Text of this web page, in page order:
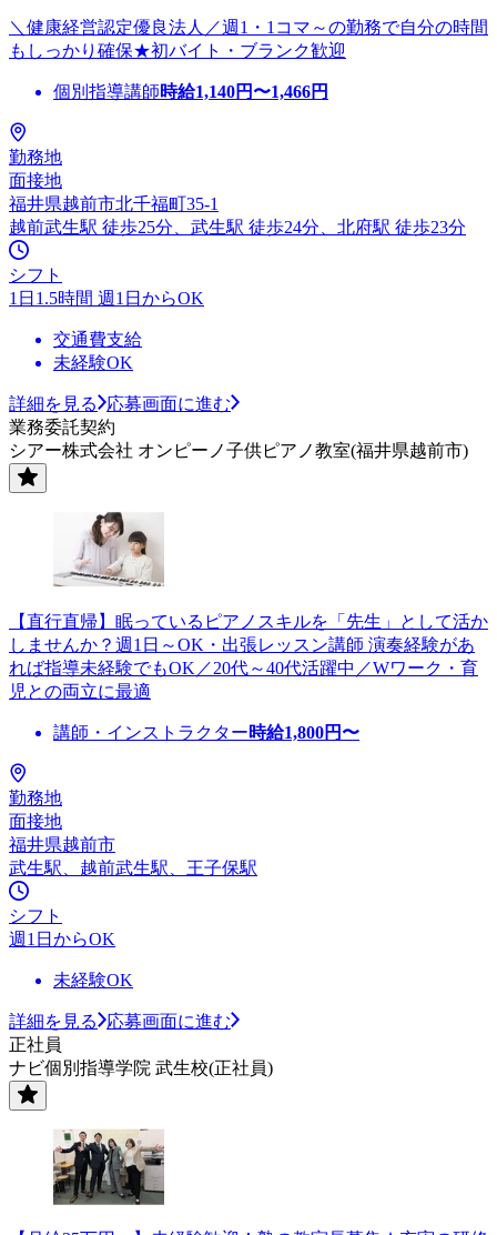
＼健康経営認定優良法人／週1・1コマ～の勤務で自分の時間
もしっかり確保★初バイト・ブランク歓迎
個別指導講師時給1,140円〜1,466円
勤務地
面接地
福井県越前市北千福町35-1
越前武生駅 徒歩25分、武生駅 徒歩24分、北府駅 徒歩23分
シフト
1日1.5時間 週1日からOK
交通費支給
未経験OK
詳細を見る
応募画面に進む
業務委託契約
シアー株式会社 オンピーノ子供ピアノ教室(福井県越前市)
【直行直帰】眠っているピアノスキルを「先生」として活か
しませんか？週1日～OK・出張レッスン講師 演奏経験があ
れば指導未経験でもOK／20代～40代活躍中／Wワーク・育
児との両立に最適
講師・インストラクター時給1,800円〜
勤務地
面接地
福井県越前市
武生駅、越前武生駅、王子保駅
シフト
週1日からOK
未経験OK
詳細を見る
応募画面に進む
正社員
ナビ個別指導学院 武生校(正社員)